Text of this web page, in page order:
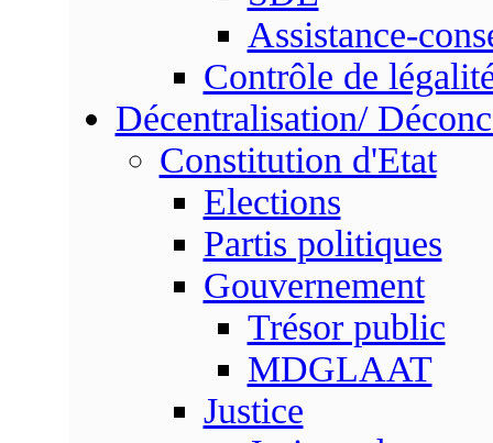
Assistance-
Contrôle de
Décentralisation/
Constitution d'Etat
Elections
Partis politiques
Gouvernement
Trésor public
MDGLAAT
Justice